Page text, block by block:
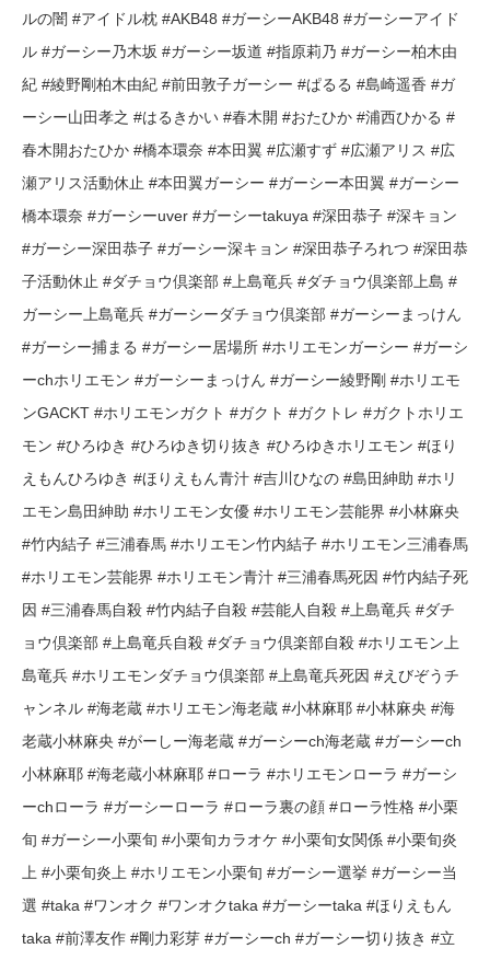
ルの闇 #アイドル枕 #AKB48 #ガーシーAKB48 #ガーシーアイド
ル #ガーシー乃木坂 #ガーシー坂道 #指原莉乃 #ガーシー柏木由
紀 #綾野剛柏木由紀 #前田敦子ガーシー #ぱるる #島崎遥香 #ガ
ーシー山田孝之 #はるきかい #春木開 #おたひか #浦西ひかる #
春木開おたひか #橋本環奈 #本田翼 #広瀬すず #広瀬アリス #広
瀬アリス活動休止 #本田翼ガーシー #ガーシー本田翼 #ガーシー
橋本環奈 #ガーシーuver #ガーシーtakuya #深田恭子 #深キョン
#ガーシー深田恭子 #ガーシー深キョン #深田恭子ろれつ #深田恭
子活動休止 #ダチョウ倶楽部 #上島竜兵 #ダチョウ倶楽部上島 #
ガーシー上島竜兵 #ガーシーダチョウ倶楽部 #ガーシーまっけん
#ガーシー捕まる #ガーシー居場所 #ホリエモンガーシー #ガーシ
ーchホリエモン #ガーシーまっけん #ガーシー綾野剛 #ホリエモ
ンGACKT #ホリエモンガクト #ガクト #ガクトレ #ガクトホリエ
モン #ひろゆき #ひろゆき切り抜き #ひろゆきホリエモン #ほり
えもんひろゆき #ほりえもん青汁 #吉川ひなの #島田紳助 #ホリ
エモン島田紳助 #ホリエモン女優 #ホリエモン芸能界 #小林麻央
#竹内結子 #三浦春馬 #ホリエモン竹内結子 #ホリエモン三浦春馬
#ホリエモン芸能界 #ホリエモン青汁 #三浦春馬死因 #竹内結子死
因 #三浦春馬自殺 #竹内結子自殺 #芸能人自殺 #上島竜兵 #ダチ
ョウ倶楽部 #上島竜兵自殺 #ダチョウ倶楽部自殺 #ホリエモン上
島竜兵 #ホリエモンダチョウ倶楽部 #上島竜兵死因 #えびぞうチ
ャンネル #海老蔵 #ホリエモン海老蔵 #小林麻耶 #小林麻央 #海
老蔵小林麻央 #がーしー海老蔵 #ガーシーch海老蔵 #ガーシーch
小林麻耶 #海老蔵小林麻耶 #ローラ #ホリエモンローラ #ガーシ
ーchローラ #ガーシーローラ #ローラ裏の顔 #ローラ性格 #小栗
旬 #ガーシー小栗旬 #小栗旬カラオケ #小栗旬女関係 #小栗旬炎
上 #小栗旬炎上 #ホリエモン小栗旬 #ガーシー選挙 #ガーシー当
選 #taka #ワンオク #ワンオクtaka #ガーシーtaka #ほりえもん
taka #前澤友作 #剛力彩芽 #ガーシーch #ガーシー切り抜き #立